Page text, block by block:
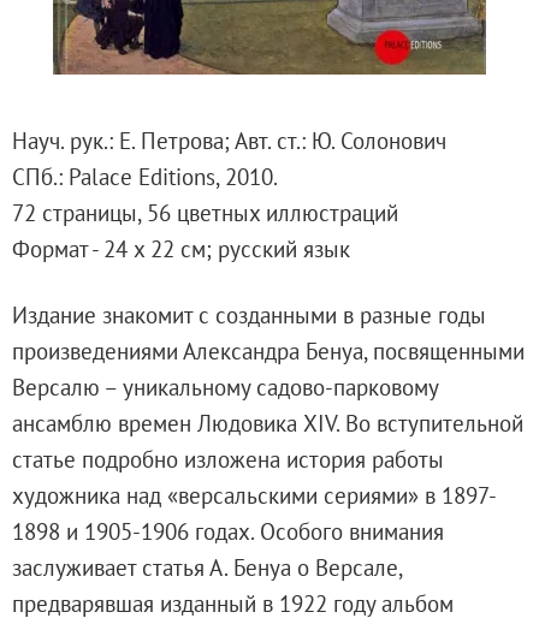
Русское искусство второй половины
Русское народное искусство XVII-XXI
Садко
Михаил Нестеров
Архив выставок
Степан Эрьзя – скульптор мира. К
Архип Куинджи. Иллюзия света
Наш авангард
Фёдор Васильев. К 175-летию со дня
Справочная информация
Адреса и часы работы
О билетах, льготах и услугах
Науч. рук.: Е. Петрова; Авт. ст.: Ю. Солонович
СПб.: Palace Editions, 2010.
72 страницы, 56 цветных иллюстраций
Формат - 24 х 22 см; русский язык
Издание знакомит с созданными в разные годы
произведениями Александра Бенуа, посвященными
Версалю – уникальному садово-парковому
ансамблю времен Людовика XIV. Во вступительной
статье подробно изложена история работы
художника над «версальскими сериями» в 1897-
1898 и 1905-1906 годах. Особого внимания
заслуживает статья А. Бенуа о Версале,
предварявшая изданный в 1922 году альбом